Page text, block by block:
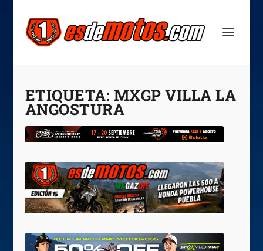
ETIQUETA: MXGP VILLA LA
ANGOSTURA